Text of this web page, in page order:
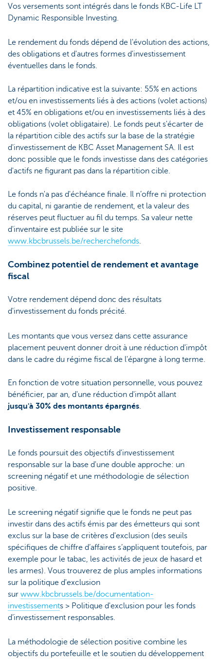
Vos versements sont intégrés dans le fonds KBC-Life LT
Dynamic Responsible Investing.
Le rendement du fonds dépend de l'évolution des actions,
des obligations et d'autres formes d'investissement
éventuelles dans le fonds.
La répartition indicative est la suivante: 55% en actions
et/ou en investissements liés à des actions (volet actions)
et 45% en obligations et/ou en investissements liés à des
obligations (volet obligataire). Le fonds peut s'écarter de
la répartition cible des actifs sur la base de la stratégie
d'investissement de KBC Asset Management SA. Il est
donc possible que le fonds investisse dans des catégories
d'actifs ne figurant pas dans la répartition cible.
Le fonds n'a pas d'échéance finale. Il n’offre ni protection
du capital, ni garantie de rendement, et la valeur des
réserves peut fluctuer au fil du temps. Sa valeur nette
d'inventaire est publiée sur le site
www.kbcbrussels.be/recherchefonds.
Combinez potentiel de rendement et avantage
fiscal
Votre rendement dépend donc des résultats
d'investissement du fonds précité.
Les montants que vous versez dans cette assurance
placement peuvent donner droit à une réduction d'impôt
dans le cadre du régime fiscal de l'épargne à long terme.
En fonction de votre situation personnelle, vous pouvez
bénéficier, par an, d'une réduction d'impôt allant
jusqu'à 30% des montants épargnés
Investissement responsable
Le fonds poursuit des objectifs d'investissement
responsable sur la base d'une double approche: un
screening négatif et une méthodologie de sélection
positive.
Le screening négatif signifie que le fonds ne peut pas
investir dans des actifs émis par des émetteurs qui sont
exclus sur la base de critères d'exclusion (des seuils
spécifiques de chiffre d’affaires s’appliquent toutefois, par
exemple pour le tabac, les activités de jeux de hasard et
les armes). Vous trouverez de plus amples informations
sur la politique d'exclusion
sur www.kbcbrussels.be/documentation-
investissements > Politique d'exclusion pour les fonds
d’investissement responsables.
La méthodologie de sélection positive combine les
objectifs du portefeuille et le soutien du développement